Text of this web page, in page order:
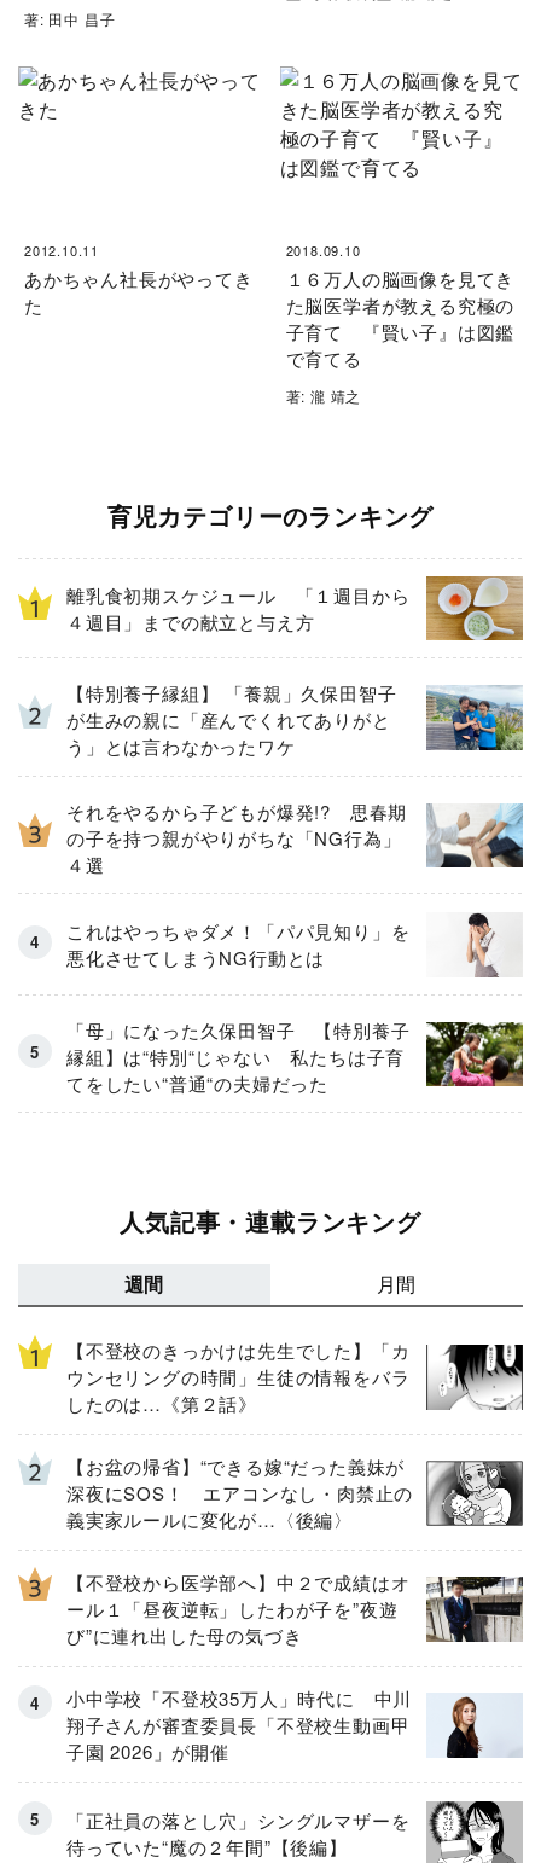
著: 田中 昌子
2012.10.11
あかちゃん社長がやってき
た
2018.09.10
１６万人の脳画像を見てき
た脳医学者が教える究極の
子育て 『賢い子』は図鑑
で育てる
著: 瀧 靖之
育児カテゴリーのランキング
離乳食初期スケジュール 「１週目から
４週目」までの献立と与え方
【特別養子縁組】 「養親」久保田智子
が生みの親に「産んでくれてありがと
う」とは言わなかったワケ
それをやるから子どもが爆発!? 思春期
の子を持つ親がやりがちな「NG行為」
４選
これはやっちゃダメ！「パパ見知り」を
悪化させてしまうNG行動とは
「母」になった久保田智子 【特別養子
縁組】は“特別“じゃない 私たちは子育
てをしたい“普通“の夫婦だった
人気記事・連載ランキング
週間 月間
【不登校のきっかけは先生でした】「カ
ウンセリングの時間」生徒の情報をバラ
したのは…《第２話》
【お盆の帰省】“できる嫁“だった義妹が
深夜にSOS！ エアコンなし・肉禁止の
義実家ルールに変化が…〈後編〉
【不登校から医学部へ】中２で成績はオ
ール１「昼夜逆転」したわが子を”夜遊
び”に連れ出した母の気づき
小中学校「不登校35万人」時代に 中川
翔子さんが審査委員長「不登校生動画甲
子園 2026」が開催
「正社員の落とし穴」シングルマザーを
待っていた“魔の２年間”【後編】